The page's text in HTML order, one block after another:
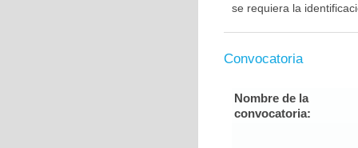
se requiera la
Convocatoria
Nombre de la
convocatoria: